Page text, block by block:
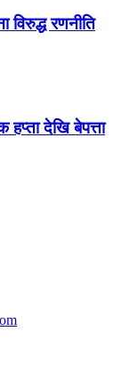
रणनीति
देखि बेपत्ता